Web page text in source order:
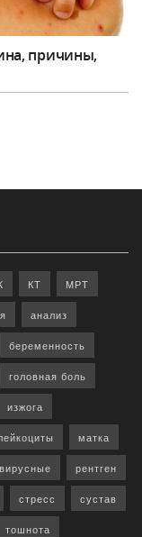
причины,
КТ МРТ
анализ
беременность
головная боль
изжога
матка
рентген
стресс сустав
тошнота